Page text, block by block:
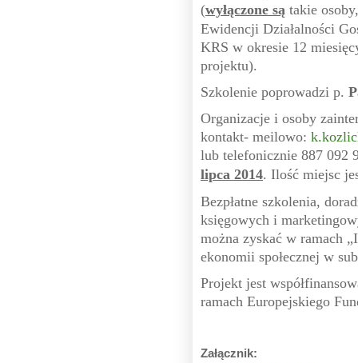
(wyłączone są takie
Ewidencji Działalności
KRS w okresie 12
projektu).
Szkolenie poprowadzi p.
Organizacje i osoby
kontakt- meilowo:
lub telefonicznie 887 092
lipca 2014. Ilość miejsc
Bezpłatne szkolenia,
księgowych i
można zyskać w ramach
ekonomii społecznej w
Projekt jest
ramach Europejskiego
Załącznik: